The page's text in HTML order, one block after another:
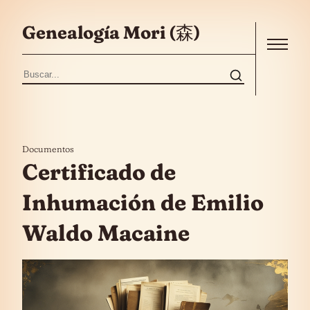
Genealogía Mori (森)
Buscar:
Documentos
Certificado de
Inhumación de Emilio
Waldo Macaine